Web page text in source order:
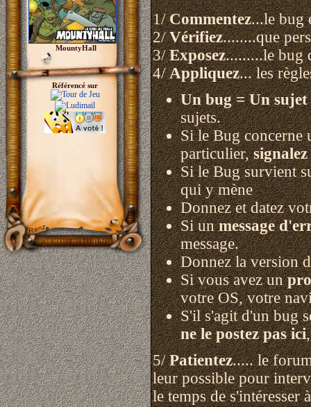
MountyHall
Référencé sur
1/Commentez...le bug
2/Vérifiez........que
3/Exposez.........le bug
4/Appliquez... les
Un bug = Un
sujets.
Si le Bug concerne
particulier,
Si le Bug survient
qui y mène
Donnez et datez
Si unmessage
message.
Donnez la version
Si vous avez un
votre OS, votre
S'il s'agit d'un bug
ne le postez pas ici
5/Patientez..... le
leur possible pour
le temps de s'intéresser